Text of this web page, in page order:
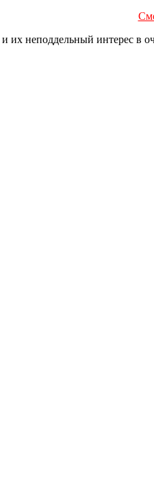
их неподдельный интерес в